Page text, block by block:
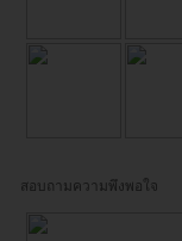
สอบถามความพึงพอใจ